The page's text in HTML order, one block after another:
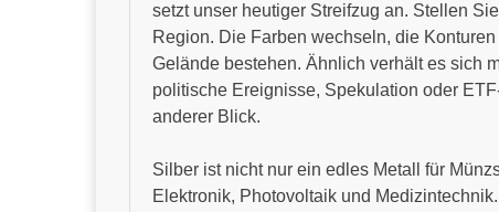
setzt unser heutiger Streifzug an. Stellen
Region. Die Farben wechseln, die
Gelände bestehen. Ähnlich verhält es sich
politische Ereignisse, Spekulation oder
anderer Blick.
Silber ist nicht nur ein edles Metall für
Elektronik, Photovoltaik und